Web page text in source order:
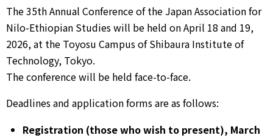
The 35th Annual Conference of the Japan Association for
Nilo-Ethiopian Studies will be held on April 18 and 19,
2026, at the Toyosu Campus of Shibaura Institute of
Technology, Tokyo.
The conference will be held face-to-face.
Deadlines and application forms are as follows:
Registration (those who wish to present), March